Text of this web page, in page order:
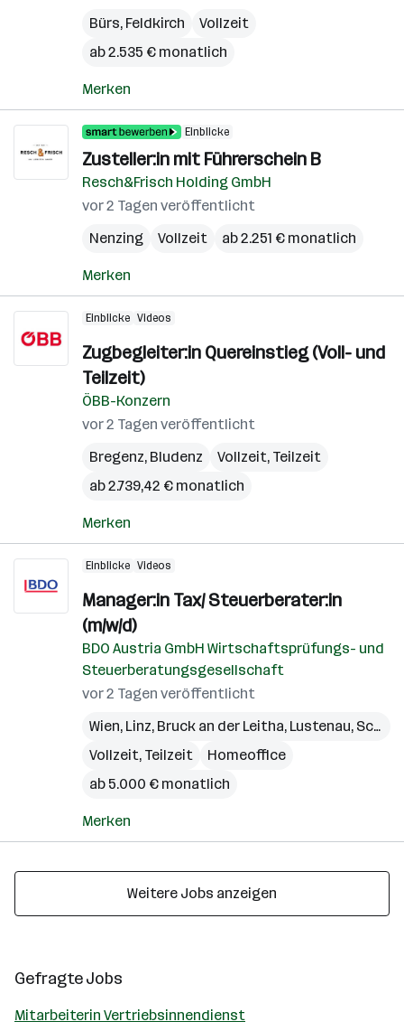
Bürs, Feldkirch
Vollzeit
ab 2.535 € monatlich
Merken
Einblicke
Zusteller:in mit Führerschein B
Resch&Frisch Holding GmbH
vor 2 Tagen veröffentlicht
Nenzing
Vollzeit ab 2.251 € monatlich
Merken
Einblicke Videos
Zugbegleiter:in Quereinstieg (Voll- und
Teilzeit)
ÖBB-Konzern
vor 2 Tagen veröffentlicht
Bregenz, Bludenz
Vollzeit, Teilzeit
ab 2.739,42 € monatlich
Merken
Einblicke Videos
Manager:in Tax/ Steuerberater:in
(m/w/d)
BDO Austria GmbH Wirtschaftsprüfungs- und
Steuerberatungsgesellschaft
vor 2 Tagen veröffentlicht
Wien, Linz, Bruck an der Leitha, Lustenau, Schwaz
Vollzeit, Teilzeit
Homeoffice
ab 5.000 € monatlich
Merken
Weitere Jobs anzeigen
Gefragte Jobs
Mitarbeiterin Vertriebsinnendienst